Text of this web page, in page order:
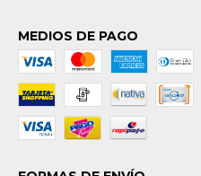
MEDIOS DE PAGO